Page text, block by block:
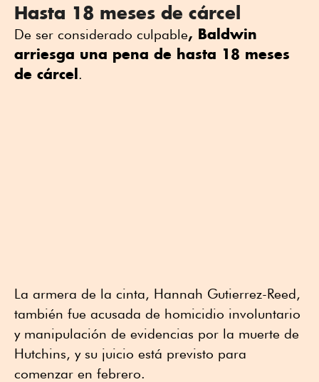
Hasta 18 meses de cárcel
De ser considerado culpable, Baldwin
arriesga una pena de hasta 18 meses
de cárcel.
La armera de la cinta, Hannah Gutierrez-Reed,
también fue acusada de homicidio involuntario
y manipulación de evidencias por la muerte de
Hutchins, y su juicio está previsto para
comenzar en febrero.